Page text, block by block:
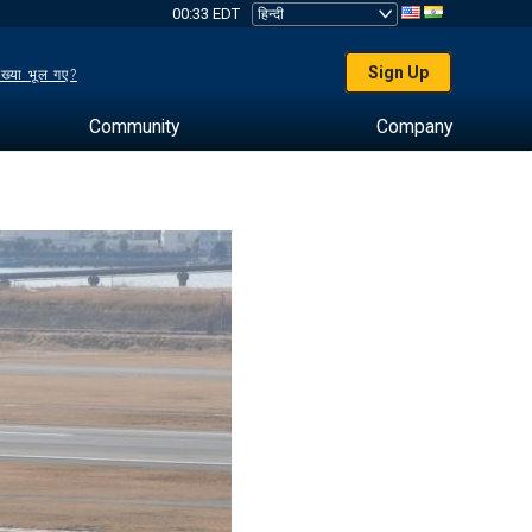
00:33 EDT
भूल गए? Sign Up
Community Company